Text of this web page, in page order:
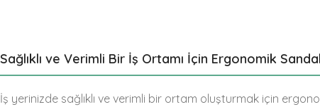
Sağlıklı ve Verimli Bir İş Ortamı İçin Ergonomik
İş yerinizde sağlıklı ve verimli bir ortam oluşturmak için